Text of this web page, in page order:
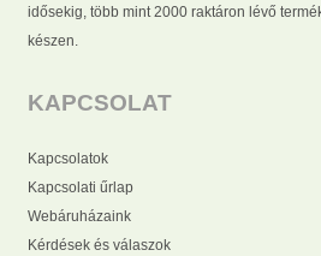
idősekig, több mint 2000 raktáron lévő
készen.
KAPCSOLAT
Kapcsolatok
Kapcsolati űrlap
Webáruházaink
Kérdések és válaszok